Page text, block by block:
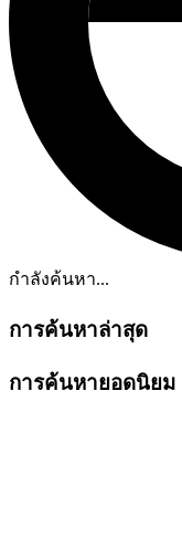
กำลังค้นหา...
การค้นหาล่าสุด
การค้นหายอดนิยม